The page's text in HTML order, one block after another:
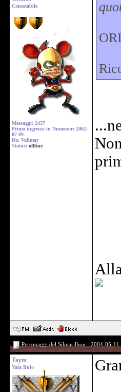
Conestabile
Messaggi: 2437
Primo ingresso in Numenor: 2002-
07-09
Da: Valimar
Status: offline
Personaggi del Silmarillion - 2004-05-11
Taym
Vala Buio